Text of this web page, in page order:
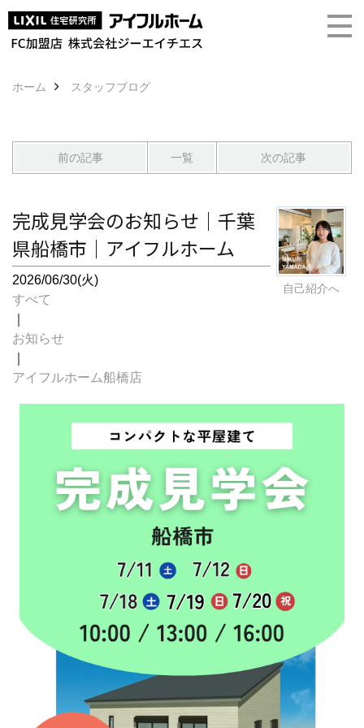
ホーム スタッフブログ
前の記事 一覧 次の記事
自己紹介へ
完成見学会のお知らせ｜千葉
県船橋市｜アイフルホーム
2026/06/30(火)
すべて
お知らせ
アイフルホーム船橋店